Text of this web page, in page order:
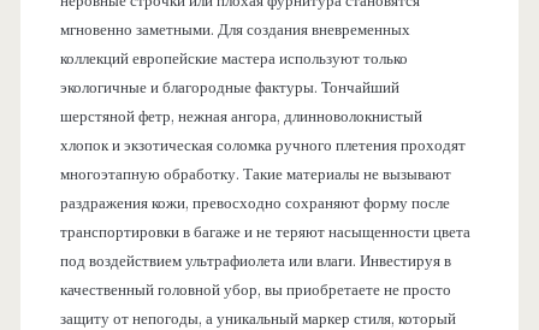
мгновенно заметными. Для создания вневременных
коллекций европейские мастера используют только
экологичные и благородные фактуры. Тончайший
шерстяной фетр, нежная ангора, длинноволокнистый
хлопок и экзотическая соломка ручного плетения проходят
многоэтапную обработку. Такие материалы не вызывают
раздражения кожи, превосходно сохраняют форму после
транспортировки в багаже и не теряют насыщенности цвета
под воздействием ультрафиолета или влаги. Инвестируя в
качественный головной убор, вы приобретаете не просто
защиту от непогоды, а уникальный маркер стиля, который